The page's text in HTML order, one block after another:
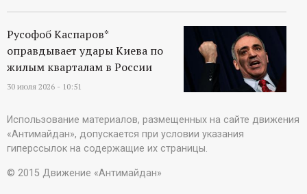
Русофоб Каспаров*
оправдывает удары Киева по
жилым кварталам в России
30 июля 2026 - 10:51
Использование материалов, размещенных на сайте движения
«Антимайдан», допускается при условии указания
гиперссылок на содержащие их страницы.
© 2015 Движение «Антимайдан»